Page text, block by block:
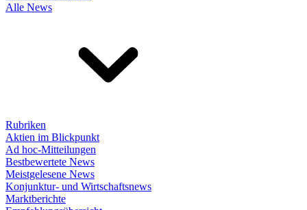
Alle News
Rubriken
Aktien im Blickpunkt
Ad hoc-Mitteilungen
Bestbewertete News
Meistgelesene News
Konjunktur- und Wirtschaftsnews
Marktberichte